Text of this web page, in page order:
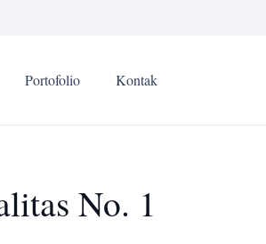
Portofolio Kontak
No. 1